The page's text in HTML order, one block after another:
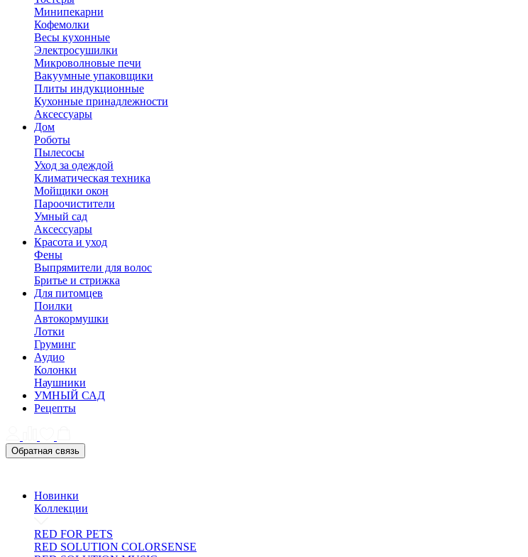
Минипекарни
Кофемолки
Весы кухонные
Электросушилки
Микроволновые печи
Вакуумные упаковщики
Плиты индукционные
Кухонные принадлежности
Аксессуары
Дом
Роботы
Пылесосы
Уход за одеждой
Климатическая техника
Мойщики окон
Пароочистители
Умный сад
Аксессуары
Красота и уход
Фены
Выпрямители для волос
Бритье и стрижка
Для питомцев
Поилки
Автокормушки
Лотки
Груминг
Аудио
Колонки
Наушники
УМНЫЙ САД
Рецепты
Обратная связь
Новинки
Коллекции
RED FOR PETS
RED SOLUTION COLORSENSE